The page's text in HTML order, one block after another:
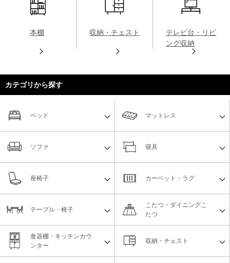
本棚 収納・チェスト
テレビ台・リビ
ング収納
カテゴリから探す
ベッド マットレス
ソファ 寝具
座椅子 カーペット・ラグ
テーブル・椅子
こたつ・ダイニングこ
たつ
食器棚・キッチンカウ
ンター
収納・チェスト